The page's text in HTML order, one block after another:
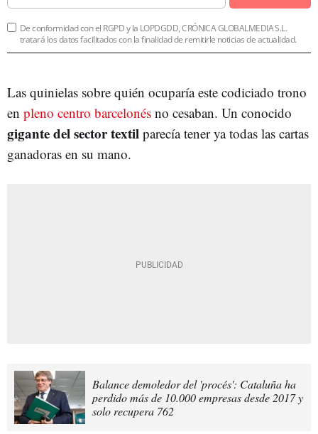
De conformidad con el RGPD y la LOPDGDD, CRÓNICA GLOBALMEDIA S.L.
tratará los datos facilitados con la finalidad de remitirle noticias de actualidad.
Las quinielas sobre quién ocuparía este codiciado trono
en pleno centro barcelonés no cesaban. Un conocido
gigante del sector textil parecía tener ya todas las cartas
ganadoras en su mano.
Balance demoledor del 'procés': Cataluña ha
perdido más de 10.000 empresas desde 2017 y
solo recupera 762